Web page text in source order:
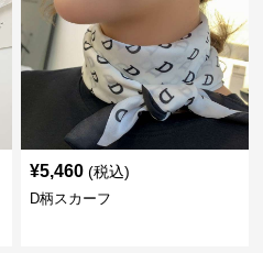
¥5,460 (税込)
D柄スカーフ